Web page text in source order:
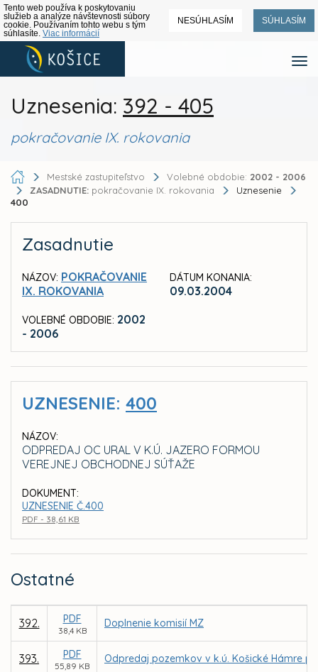
Tento web používa k poskytovaniu
služieb a analýze návštevnosti súbory
cookie. Používaním tohto webu s tým
súhlasíte. Viac informácií
NESÚHLASÍM SÚHLASÍM
Uznesenia: 392 - 405
pokračovanie IX. rokovania
Mestské zastupiteľstvo Volebné obdobie: 2002 - 2006
ZASADNUTIE: pokračovanie IX. rokovania
Uznesenie
400
Zasadnutie
NÁZOV: POKRAČOVANIE
IX. ROKOVANIA
VOLEBNÉ OBDOBIE: 2002
- 2006
DÁTUM KONANIA:
09.03.2004
UZNESENIE: 400
NÁZOV:
ODPREDAJ OC URAL V K.Ú. JAZERO FORMOU
VEREJNEJ OBCHODNEJ SÚŤAŽE
DOKUMENT:
UZNESENIE Č.400
PDF - 38,61 KB
Ostatné
392. PDF
38,4 KB
Doplnenie komisií MZ
393. PDF
55,89 KB
Odpredaj pozemkov v k.ú. Košické Hámre